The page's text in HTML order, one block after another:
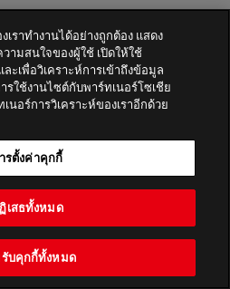
เราทำงานได้อย่างถูกต้อง แสดง
ามสนใจของผู้ใช้ เปิดให้ใช้
ะเพื่อวิเคราะห์การเข้าถึงข้อมูล
รใช้งานไซต์กับพาร์ทเนอร์โซเชีย
อร์การวิเคราะห์ของเราอีกด้วย
รตั้งค่าคุกกี้
เสธทั้งหมด
บคุกกี้ทั้งหมด